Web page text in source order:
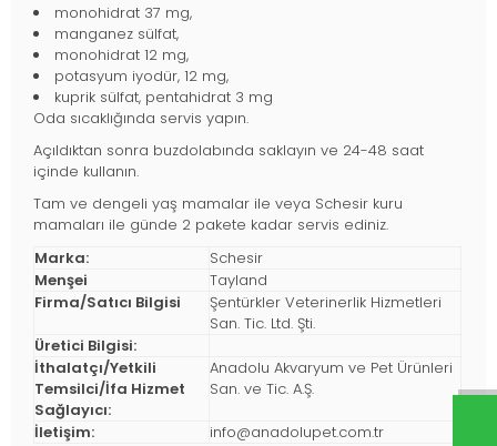
monohidrat 37 mg,
manganez sülfat,
monohidrat 12 mg,
potasyum iyodür, 12 mg,
kuprik sülfat, pentahidrat 3 mg
Oda sıcaklığında servis yapın.
Açıldıktan sonra buzdolabında saklayın ve 24-48 saat
içinde kullanın.
Tam ve dengeli yaş mamalar ile veya Schesir kuru
mamaları ile günde 2 pakete kadar servis ediniz.
Marka:
Schesir
Menşei
Tayland
Firma/Satıcı Bilgisi
Şentürkler Veterinerlik Hizmetleri
San. Tic. Ltd. Şti.
Üretici Bilgisi:
İthalatçı/Yetkili
Temsilci/İfa Hizmet
Sağlayıcı:
Anadolu Akvaryum ve Pet Ürünleri
San. ve Tic. A.Ş.
İletişim: info@anadolupet.com.tr